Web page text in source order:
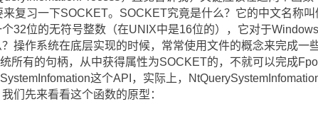
复习一下SOCKET。SOCKET究竟是什么？它的中文名称叫
32位的无符号整数（在UNIX中是16位的），它对于
操作系统在底层实现的时候，常常使用文件的概念来完成一
所有的句柄，从中获得属性为SOCKET的，不就可以完成
这个API，实际上，
们先来看看这个函数的原型：